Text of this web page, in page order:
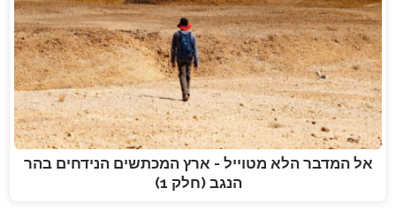
אל המדבר הלא מטוייל - ארץ המכתשים הנידחים בהר
הנגב (חלק 1)